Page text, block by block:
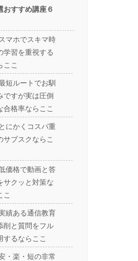
すすめ講座６
マホでスキマ時
学習を重視する
ここ
短ルートでお馴
ですが実は圧倒
合格率ならここ
にかくコスパ重
サブスクならこ
価格で動画と答
サクッと対策な
こ
績ある通信教育
削と質問をフル
するならここ
・楽・短の非常